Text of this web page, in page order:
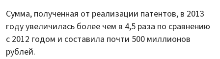
Сумма, полученная от реализации патентов, в 2013
году увеличилась более чем в 4,5 раза по сравнению
с 2012 годом и составила почти 500 миллионов
рублей.